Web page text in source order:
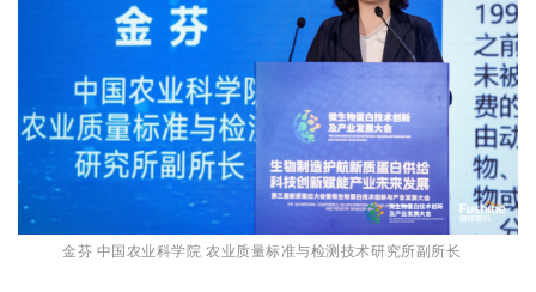
金芬 中国农业科学院 农业质量标准与检测技术研究所副所长